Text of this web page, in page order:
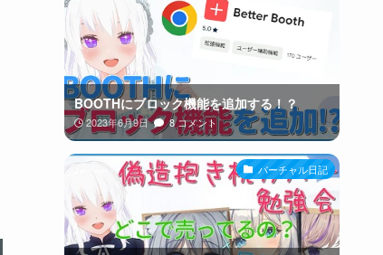
BOOTHにブロック機能を追加する！？
2023年6月9日 8 コメント
バーチャル日記